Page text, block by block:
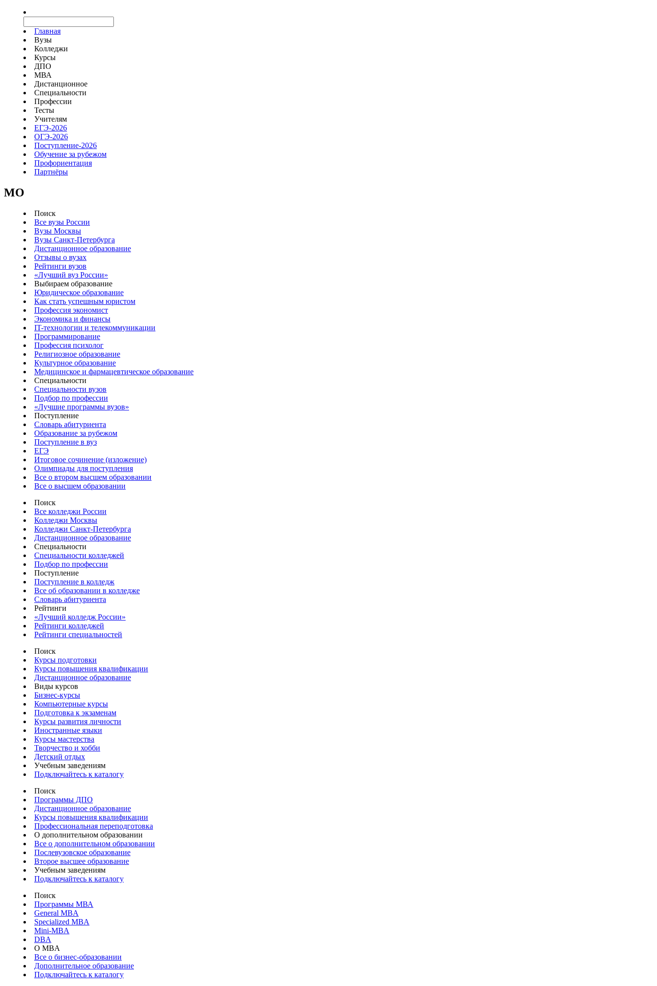
Главная
Вузы
Колледжи
Курсы
ДПО
МВА
Дистанционное
Специальности
Профессии
Тесты
Учителям
ЕГЭ-2026
ОГЭ-2026
Поступление-2026
Обучение за рубежом
Профориентация
Партнёры
MO
Поиск
Все вузы России
Вузы Москвы
Вузы Санкт-Петербурга
Дистанционное образование
Отзывы о вузах
Рейтинги вузов
«Лучший вуз России»
Выбираем образование
Юридическое образование
Как стать успешным юристом
Профессия экономист
Экономика и финансы
IT-технологии и телекоммуникации
Программирование
Профессия психолог
Религиозное образование
Культурное образование
Медицинское и фармацевтическое образование
Специальности
Специальности вузов
Подбор по профессии
«Лучшие программы вузов»
Поступление
Словарь абитуриента
Образование за рубежом
Поступление в вуз
ЕГЭ
Итоговое сочинение (изложение)
Олимпиады для поступления
Все о втором высшем образовании
Все о высшем образовании
Поиск
Все колледжи России
Колледжи Москвы
Колледжи Санкт-Петербурга
Дистанционное образование
Специальности
Специальности колледжей
Подбор по профессии
Поступление
Поступление в колледж
Все об образовании в колледже
Словарь абитуриента
Рейтинги
«Лучший колледж России»
Рейтинги колледжей
Рейтинги специальностей
Поиск
Курсы подготовки
Курсы повышения квалификации
Дистанционное образование
Виды курсов
Бизнес-курсы
Компьютерные курсы
Подготовка к экзаменам
Курсы развития личности
Иностранные языки
Курсы мастерства
Творчество и хобби
Детский отдых
Учебным заведениям
Подключайтесь к каталогу
Поиск
Программы ДПО
Дистанционное образование
Курсы повышения квалификации
Профессиональная переподготовка
О дополнительном образовании
Все о дополнительном образовании
Послевузовское образование
Второе высшее образование
Учебным заведениям
Подключайтесь к каталогу
Поиск
Программы МВА
General MBA
Specialized MBA
Mini-MBA
DBA
О MBA
Все о бизнес-образовании
Дополнительное образование
Подключайтесь к каталогу